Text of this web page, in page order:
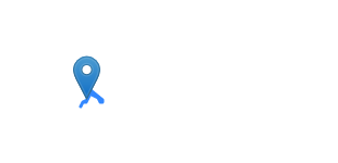
sich dort der wundervolle und
"Sirun Khach".